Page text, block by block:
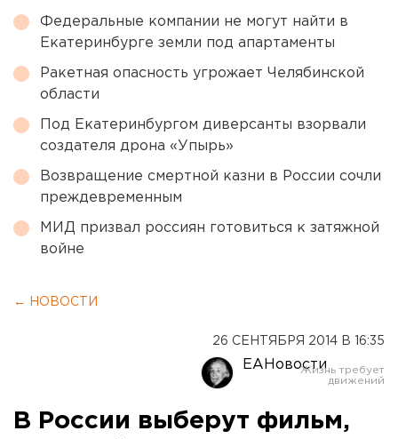
Федеральные компании не могут найти в
Екатеринбурге земли под апартаменты
Ракетная опасность угрожает Челябинской
области
Под Екатеринбургом диверсанты взорвали
создателя дрона «Упырь»
Возвращение смертной казни в России сочли
преждевременным
МИД призвал россиян готовиться к затяжной
войне
← НОВОСТИ
26 СЕНТЯБРЯ 2014 В 16:35
ЕАНовости
В России выберут фильм,